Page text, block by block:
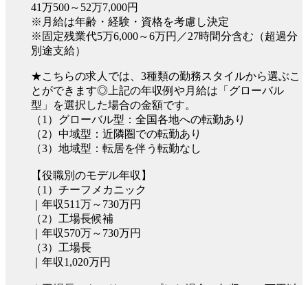
41万500～52万7,000円
※月給は年齢・経験・資格を考慮し決定
※固定残業代5万6,000～6万円／27時間分含む（超過分
別途支給）
★こちらの求人では、3種類の勤務スタイルから選ぶこ
とができます◎上記の年収例や月給は「グローバル
型」を選択した場合の金額です。
（1）グローバル型：全国各地への転勤あり
（2）中域型：近隣圏での転勤あり
（3）地域型：転居を伴う転勤なし
【役職別のモデル年収】
（1）チーフメカニック
｜年収511万～730万円
（2）工場長候補
｜年収570万～730万円
（3）工場長
｜年収1,020万円